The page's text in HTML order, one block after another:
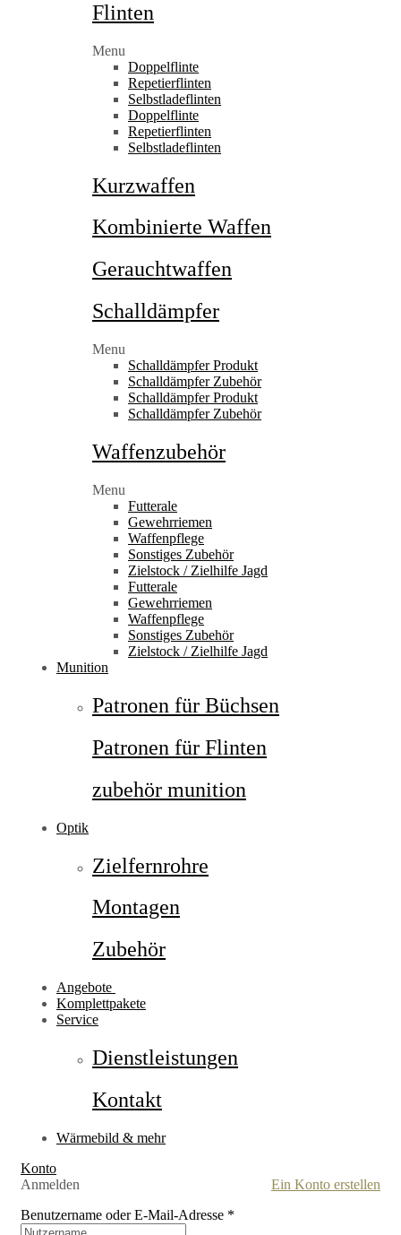
Flinten
Menu
Doppelflinte
Repetierflinten
Selbstladeflinten
Doppelflinte
Repetierflinten
Selbstladeflinten
Kurzwaffen
Kombinierte Waffen
Gerauchtwaffen
Schalldämpfer
Menu
Schalldämpfer Produkt
Schalldämpfer Zubehör
Schalldämpfer Produkt
Schalldämpfer Zubehör
Waffenzubehör
Menu
Futterale
Gewehrriemen
Waffenpflege
Sonstiges Zubehör
Zielstock / Zielhilfe Jagd
Futterale
Gewehrriemen
Waffenpflege
Sonstiges Zubehör
Zielstock / Zielhilfe Jagd
Munition
Patronen für Büchsen
Patronen für Flinten
zubehör munition
Optik
Zielfernrohre
Montagen
Zubehör
Angebote
Komplettpakete
Service
Dienstleistungen
Kontakt
Wärmebild & mehr
Konto
Anmelden
Ein Konto erstellen
Benutzername oder E-Mail-Adresse *